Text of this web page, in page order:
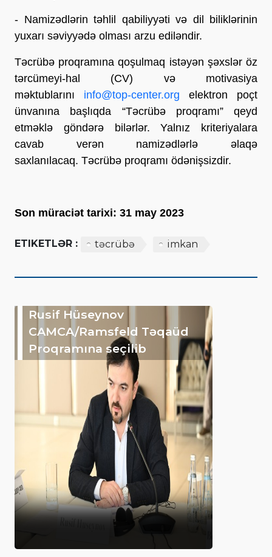
- Namizədlərin təhlil qabiliyyəti və dil biliklərinin
yuxarı səviyyədə olması arzu ediləndir.
Təcrübə proqramına qoşulmaq istəyən şəxslər öz
tərcümeyi-hal (CV) və motivasiya
məktublarını info@top-center.org elektron poçt
ünvanına başlıqda “Təcrübə proqramı” qeyd
etməklə göndərə bilərlər. Yalnız kriteriyalara
cavab verən namizədlərlə əlaqə
saxlanılacaq. Təcrübə proqramı ödənişsizdir.
Son müraciət tarixi: 31 may 2023
ETIKETLƏR : təcrübə imkan
Rusif Hüseynov
CAMCA/Ramsfeld Təqaüd
Proqramına seçilib